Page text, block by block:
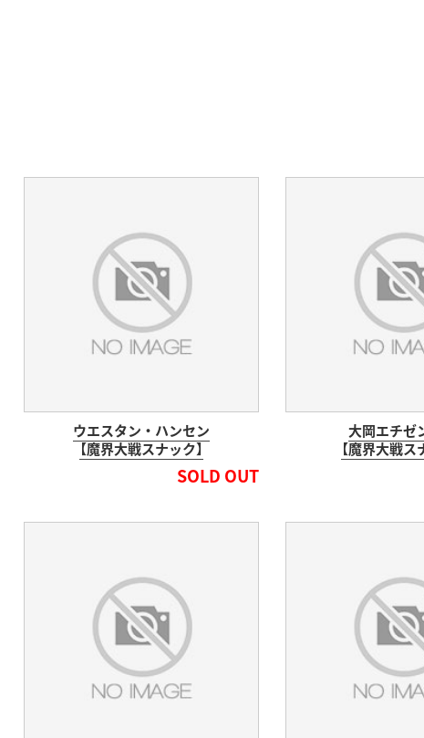
ウエスタン・ハンセン
【魔界大戦スナック】
SOLD OUT
大岡エチゼ
【魔界大戦ス